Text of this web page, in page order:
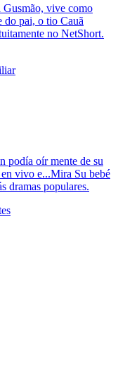
Gusmão, vive como
do pai, o tio Cauã
no NetShort.
podía oír mente de su
vivo e...Mira Su bebé
dramas populares.